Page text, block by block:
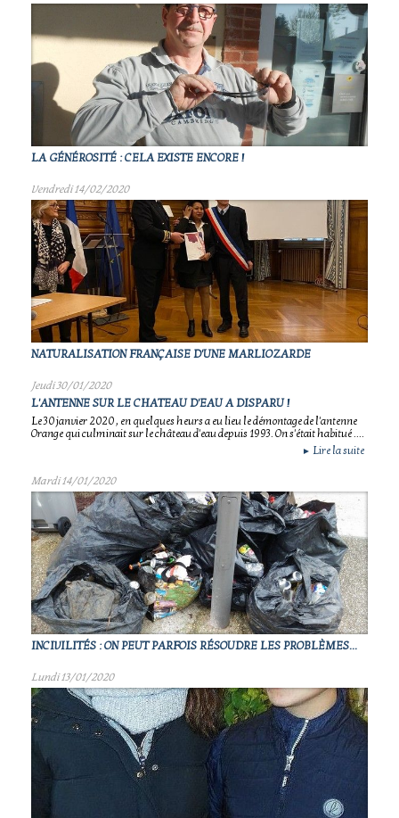
LA GÉNÉROSITÉ : CELA EXISTE ENCORE !
Vendredi 14/02/2020
NATURALISATION FRANÇAISE D'UNE MARLIOZARDE
Jeudi 30/01/2020
L'ANTENNE SUR LE CHATEAU D'EAU A DISPARU !
Le 30 janvier 2020 , en quelques heurs a eu lieu le démontage de l'antenne
Orange qui culminait sur le château d'eau depuis 1993. On s'était habitué ....
► Lire la suite
Mardi 14/01/2020
INCIVILITÉS : ON PEUT PARFOIS RÉSOUDRE LES PROBLÈMES...
Lundi 13/01/2020